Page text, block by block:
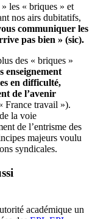
les « briques » et
nos airs dubitatifs,
communiquer les
pas bien » (sic).
des « briques »
enseignement
en difficulté,
de l’avenir
France travail »).
la voie
de l’entrisme des
majeurs voulu
syndicales.
académique un